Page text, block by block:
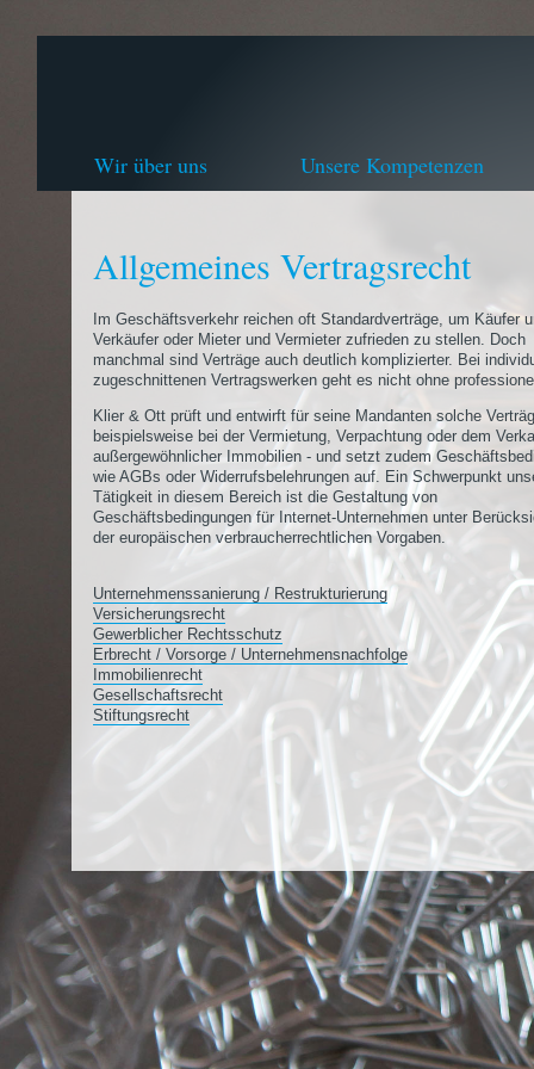
Wir über uns Unsere Kompetenzen
Allgemeines Vertragsrecht
Im Geschäftsverkehr reichen oft Standardverträge, um Käufer
Verkäufer oder Mieter und Vermieter zufrieden zu stellen. Doch
manchmal sind Verträge auch deutlich komplizierter. Bei
zugeschnittenen Vertragswerken geht es nicht ohne
Klier & Ott prüft und entwirft für seine Mandanten solche
beispielsweise bei der Vermietung, Verpachtung oder dem
außergewöhnlicher Immobilien - und setzt zudem
wie AGBs oder Widerrufsbelehrungen auf. Ein Schwerpunkt
Tätigkeit in diesem Bereich ist die Gestaltung von
Geschäftsbedingungen für Internet-Unternehmen unter
der europäischen verbraucherrechtlichen Vorgaben.
Unternehmenssanierung / Restrukturierung
Versicherungsrecht
Gewerblicher Rechtsschutz
Erbrecht / Vorsorge / Unternehmensnachfolge
Immobilienrecht
Gesellschaftsrecht
Stiftungsrecht